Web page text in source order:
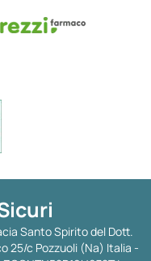
Santo Spirito del Dott.
25/c Pozzuoli (Na) Italia -